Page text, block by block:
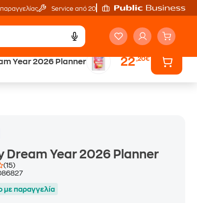
παραγγελίας Service από 20'
Year 2026 Planner 22,20€
Έλα στον κόσμο
Dream Year 2026 Planner
(15)
με παραγγελία